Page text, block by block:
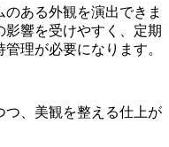
ある外観を演出できま
響を受けやすく、定期
理が必要になります。
つ、美観を整える仕上が